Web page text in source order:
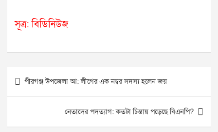
সূত্র: বিডিনিউজ
Post
navigation
পীরগঞ্জ উপজেলা আ: লীগের এক নম্বর সদস্য হলেন জয়
নেতাদের পদত্যাগ: কতটা চিন্তায় পড়েছে বিএনপি?